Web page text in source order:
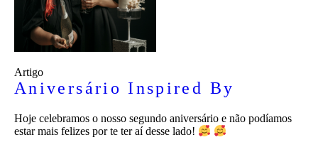
Artigo
Aniversário Inspired By
Hoje celebramos o nosso segundo aniversário e não podíamos
estar mais felizes por te ter aí desse lado!